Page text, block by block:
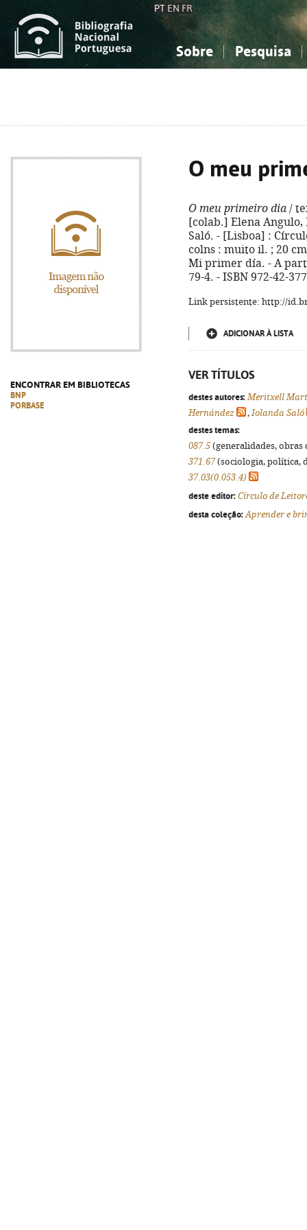
PT EN FR
Sobre Pesquisa
ENCONTRAR EM BIBLIOTECAS
BNP
PORBASE
O meu
O meu primeiro dia /
[colab.] Elena
Saló. - [Lisboa] :
colns : muito il. ; 20
Mi primer día. - A
79-4. - ISBN 972-42-
Link persistente: http://
ADICIONAR À LISTA
VER TÍTULOS
destes autores: Meritxell
Hernández
,Iolanda Saló
destes temas:
087.5 (generalidades,
371.67(sociologia, política,
37.03(0.053.4)
deste editor: Círculo de
desta coleção: Aprender e